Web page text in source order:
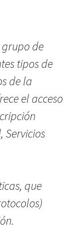
de
tipos de
de la
el acceso
Servicios
que